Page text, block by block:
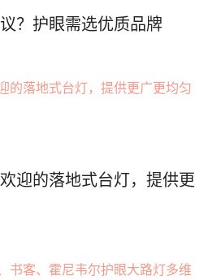
？护眼需选优质品牌
迎的落地式台灯，提供更